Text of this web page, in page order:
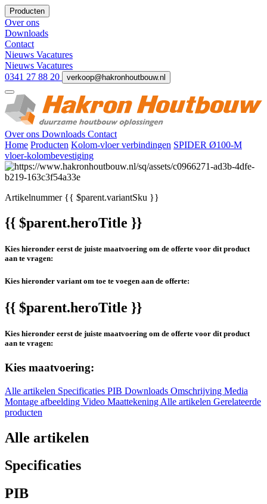
Producten
Over ons
Downloads
Contact
Nieuws Vacatures
Nieuws Vacatures
0341 27 88 20
verkoop@hakronhoutbouw.nl
Over ons Downloads Contact
Home Producten Kolom-vloer verbindingen SPIDER Ø100-M
vloer-kolombevestiging
Artikelnummer{{ $parent.variantSku }}
{{ $parent.heroTitle }}
Kies hieronder eerst de juiste maatvoering om de offerte voor dit product
aan te vragen:
Kies hieronder variant om toe te voegen aan de offerte:
{{ $parent.heroTitle }}
Kies hieronder eerst de juiste maatvoering om de offerte voor dit product
aan te vragen:
Kies maatvoering:
Alle artikelen Specificaties PIB Downloads Omschrijving Media
Montage afbeelding Video Maattekening Alle artikelen Gerelateerde
producten
Alle artikelen
Specificaties
PIB